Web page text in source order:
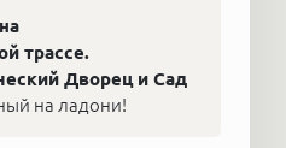
трассе.
Дворец и Сад
на ладони!